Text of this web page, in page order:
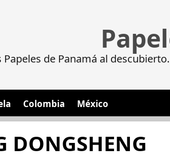
Papeles de Panamá al
Colombia México
DONGSHENG